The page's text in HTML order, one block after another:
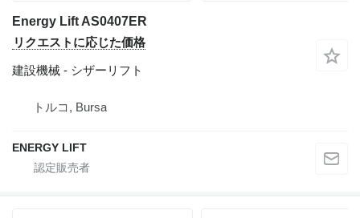
Energy Lift AS0407ER
リクエストに応じた価格
建設機械 - シザーリフト
トルコ, Bursa
ENERGY LIFT